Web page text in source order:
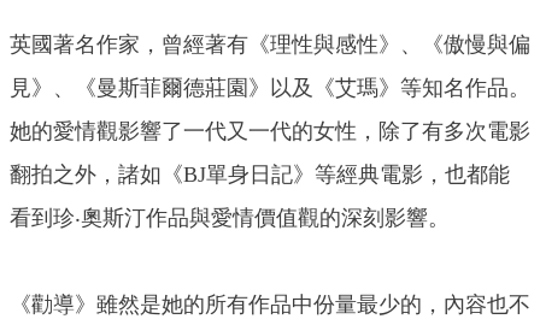
英國著名作家，曾經著有《理性與感性》、《傲慢與偏
見》、《曼斯菲爾德莊園》以及《艾瑪》等知名作品。
她的愛情觀影響了一代又一代的女性，除了有多次電影
翻拍之外，諸如《BJ單身日記》等經典電影，也都能
看到珍‧奧斯汀作品與愛情價值觀的深刻影響。
《勸導》雖然是她的所有作品中份量最少的，內容也不